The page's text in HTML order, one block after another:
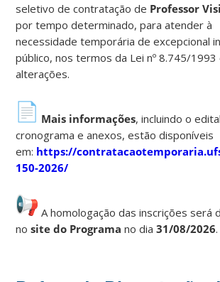
seletivo de contratação de Professor
por tempo determinado, para atender à
necessidade temporária de excepcional
público, nos termos da Lei nº 8.745/1993
alterações.
Mais informações, incluindo o
cronograma e anexos, estão disponíveis
em: https://
150-2026/
A homologação das inscrições será
nosite do Programa no dia31/08/2026.